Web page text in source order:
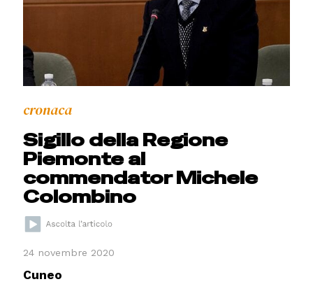
cronaca
Sigillo della Regione
Piemonte al
commendator Michele
Colombino
24 novembre 2020
Cuneo